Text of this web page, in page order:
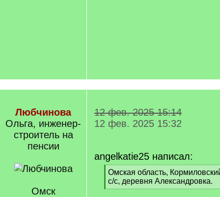
Любчинова
Ольга, инженер-
строитель на
пенсии
Омск
12 фев. 2025 15:14
12 фев. 2025 15:32
angelkatie25 написал:
[
q
]
Омская область,
с/с, деревня Александровка.
[